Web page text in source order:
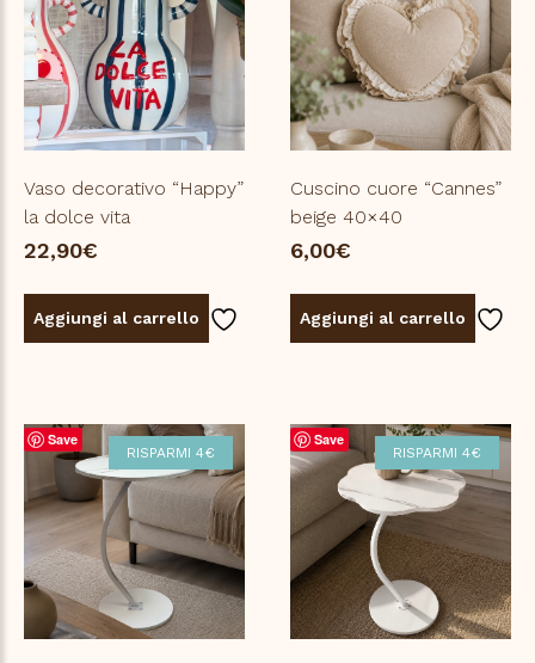
Vaso decorativo “Happy”
la dolce vita
22,90€
Aggiungi al carrello
Cuscino cuore “Cannes”
beige 40×40
6,00€
Aggiungi al carrello
Save
RISPARMI 4€
Save
RISPARMI 4€